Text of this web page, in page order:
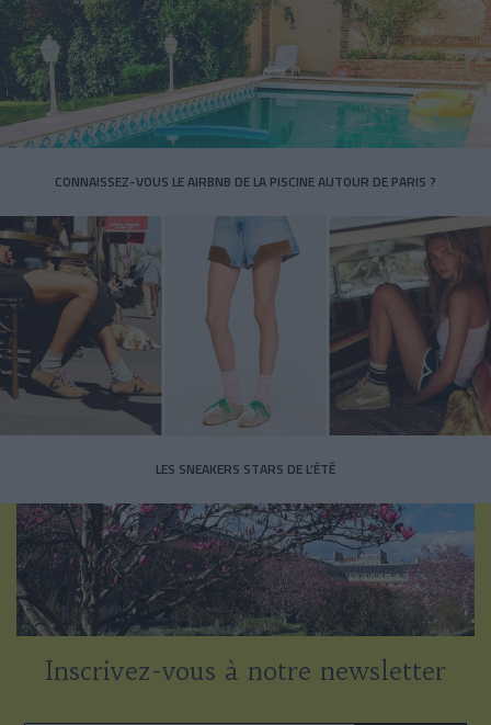
CONNAISSEZ-VOUS LE AIRBNB DE LA PISCINE AUTOUR DE PARIS ?
LES SNEAKERS STARS DE L’ÉTÉ
Inscrivez-vous à notre newsletter